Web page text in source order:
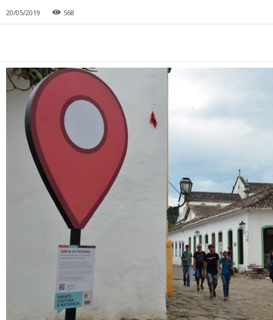
20/05/2019 568